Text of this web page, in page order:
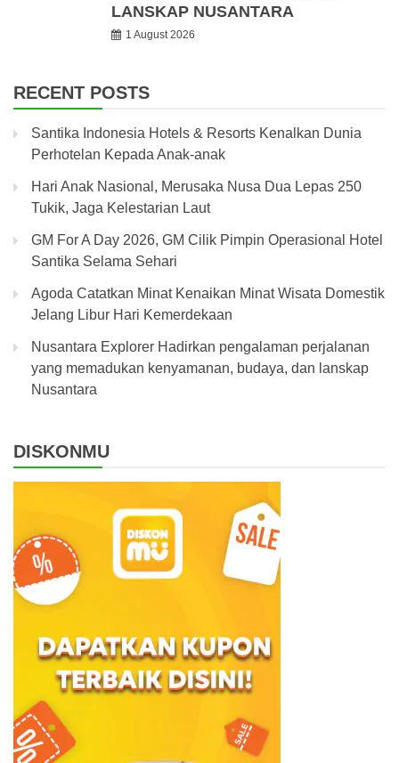
LANSKAP NUSANTARA
1 August 2026
RECENT POSTS
Santika Indonesia Hotels & Resorts Kenalkan Dunia
Perhotelan Kepada Anak-anak
Hari Anak Nasional, Merusaka Nusa Dua Lepas 250
Tukik, Jaga Kelestarian Laut
GM For A Day 2026, GM Cilik Pimpin Operasional Hotel
Santika Selama Sehari
Agoda Catatkan Minat Kenaikan Minat Wisata Domestik
Jelang Libur Hari Kemerdekaan
Nusantara Explorer Hadirkan pengalaman perjalanan
yang memadukan kenyamanan, budaya, dan lanskap
Nusantara
DISKONMU